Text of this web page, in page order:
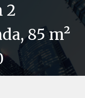
2
85 m²